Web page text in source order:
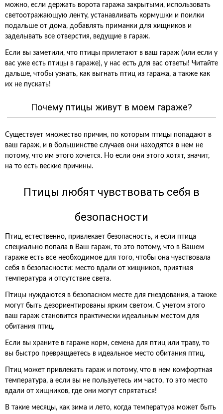
можно, если держать ворота гаража закрытыми, использовать
светоотражающую ленту, устанавливать кормушки и поилки
подальше от дома, добавлять приманки для хищников и
заделывать все отверстия, ведущие в гараж.
Если вы заметили, что птицы прилетают в ваш гараж (или если у
вас уже есть птицы в гараже), у нас есть для вас ответы! Читайте
дальше, чтобы узнать, как выгнать птиц из гаража, а также как
их не пускать!
Почему птицы живут в моем гараже?
Существует множество причин, по которым птицы попадают в
ваш гараж, и в большинстве случаев они находятся в нем не
потому, что им этого хочется. Но если они этого хотят, значит,
на то есть веские причины.
Птицы любят чувствовать себя в
безопасности
Птиц, естественно, привлекает безопасность, и если птица
специально попала в Ваш гараж, то это потому, что в Вашем
гараже есть все необходимое для того, чтобы она чувствовала
себя в безопасности: место вдали от хищников, приятная
температура и отсутствие света.
Птицы нуждаются в безопасном месте для гнездования, а также
могут быть дезориентированы ярким светом. С учетом этого
ваш гараж становится практически идеальным местом для
обитания птиц.
Если вы храните в гараже корм, семена для птиц или траву, то
вы быстро превращаетесь в идеальное место обитания птиц.
Птиц может привлекать гараж и потому, что в нем комфортная
температура, а если вы не пользуетесь им часто, то это место
вдали от хищников, где они могут спрятаться!
В такие месяцы, как зима и лето, когда температура может быть